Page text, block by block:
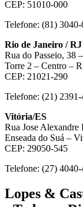
CEP: 51010-000
Telefone: (81)
Rio de Janeiro / RJ
Rua do Passeio, 38
Torre 2 – Centro –
CEP: 21021-290
Telefone: (21)
Vitória/ES
Rua Jose Alexandre
Enseada do Suá –
CEP: 29050-545
Telefone: (27)
Lopes &